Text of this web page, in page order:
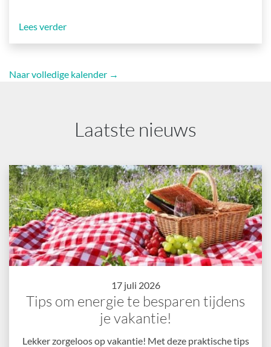
Lees verder
Naar volledige kalender →
Laatste nieuws
17 juli 2026
Tips om energie te besparen tijdens
je vakantie!
Lekker zorgeloos op vakantie! Met deze praktische tips